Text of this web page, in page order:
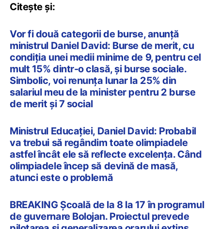
Citește și:
Vor fi două categorii de burse, anunță
ministrul Daniel David: Burse de merit, cu
condiția unei medii minime de 9, pentru cel
mult 15% dintr-o clasă, și burse sociale.
Simbolic, voi renunța lunar la 25% din
salariul meu de la minister pentru 2 burse
de merit și 7 social
Ministrul Educației, Daniel David: Probabil
va trebui să regândim toate olimpiadele
astfel încât ele să reflecte excelența. Când
olimpiadele încep să devină de masă,
atunci este o problemă
BREAKING Școală de la 8 la 17 în programul
de guvernare Bolojan. Proiectul prevede